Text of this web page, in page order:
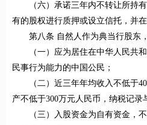
（六）承诺三年内不转让所持
有的股权进行质押或设立信托，并
第八条 自然人作为典当行股东
（一）应为居住在中华人民共
民事行为能力的中国公民；
（二）近三年年均收入不低于
产不低于300万元人民币，纳税记录
（三）入股资金为自有资金，